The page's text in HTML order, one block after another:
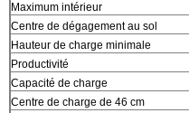
Maximum intérieur
Centre de dégagement au sol
Hauteur de charge minimale
Productivité
Capacité de charge
Centre de charge de 46 cm